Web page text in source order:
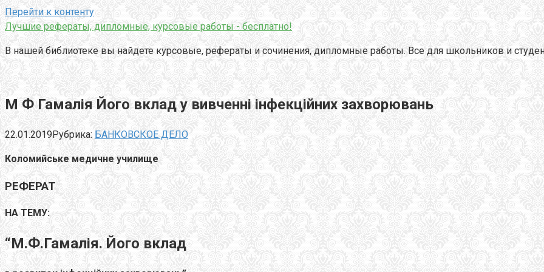
Перейти к контенту
Лучшие рефераты, дипломные, курсовые работы - бесплатно!
В нашей библиотеке вы найдете курсовые, рефераты и сочинения, дипломные работы. Все для школьников и
М Ф Гамалія Його вклад у вивченні інфекційних захворювань
22.01.2019Рубрика: БАНКОВСКОЕ ДЕЛО
Коломийське медичне училище
РЕФЕРАТ
НА ТЕМУ:
“М.Ф.Гамалія. Його вклад